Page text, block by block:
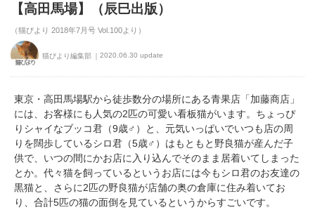
【高田馬場】（辰巳出版）
（猫びより 2018年7月号 Vol.100より）
猫びより編集部 2020.06.30 update
東京・高田馬場駅から徒歩数分の場所にある青果店「加藤商店」
には、お客様にも人気の2匹の可愛い看板猫がいます。ちょっぴ
りシャイなブッコ君（9歳♂）と、元気いっぱいでいつも店の周
りを闊歩しているシロ君（5歳♂）はもともと野良猫が産んだ子
供で、いつの間にかお店に入り込んでそのまま居着いてしまった
とか。代々猫を飼っているというお店には今もシロ君のお友達の
黒猫と、さらに2匹の野良猫が店舗の奥の倉庫に住み着いてお
り、合計5匹の猫の面倒を見ているというからすごいです。